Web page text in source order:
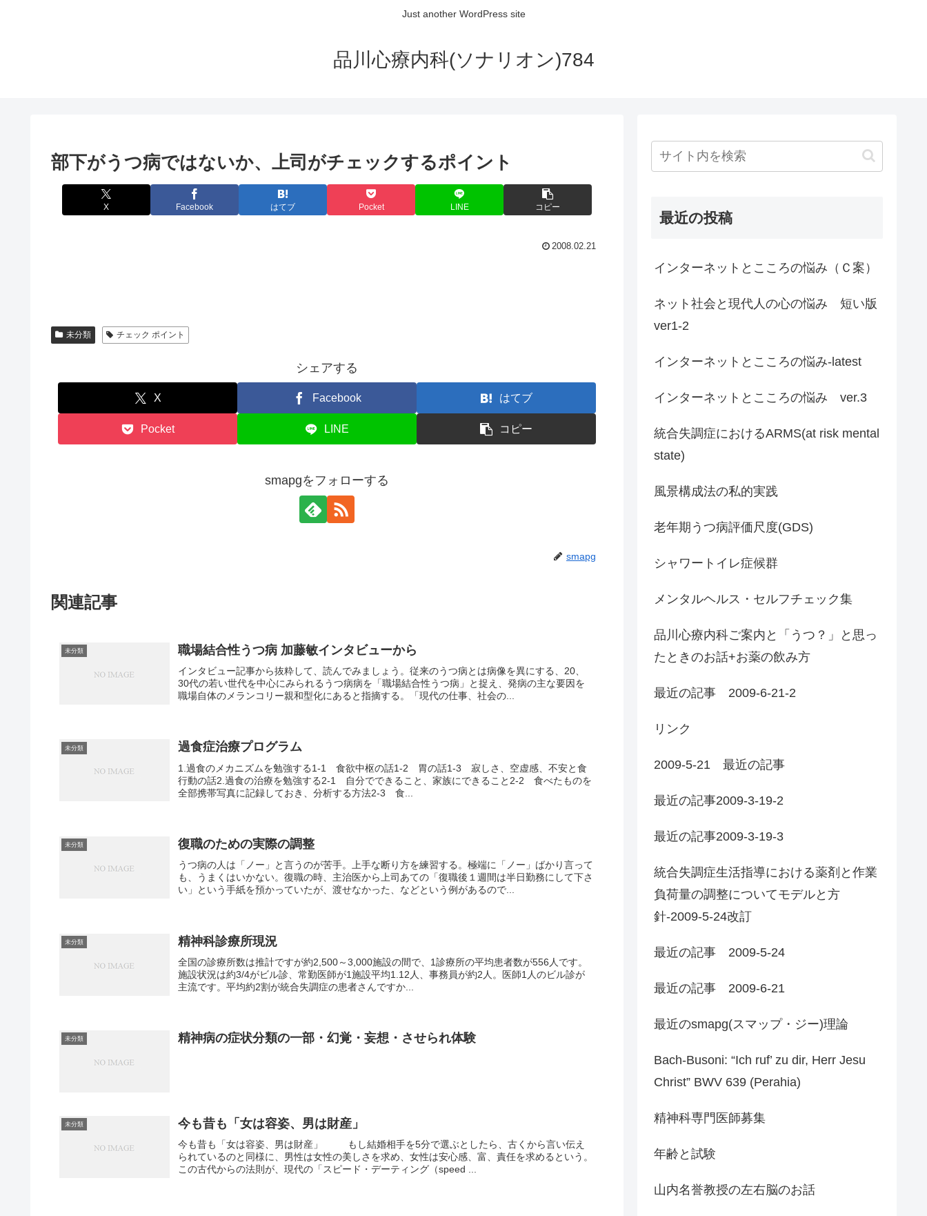
Just another WordPress site
品川心療内科(ソナリオン)784
部下がうつ病ではないか、上司がチェックするポイント
X Facebook はてブ Pocket LINE コピー
2008.02.21
未分類 チェック ポイント
シェアする
X Facebook はてブ
Pocket LINE コピー
smapgをフォローする
smapg
関連記事
未分類 職場結合性うつ病 加藤敏インタビューから
インタビュー記事から抜粋して、読んでみましょう。従来のうつ病とは病像を異にする、20、
30代の若い世代を中心にみられるうつ病病を「職場結合性うつ病」と捉え、発病の主な要因を
職場自体のメランコリー親和型化にあると指摘する。「現代の仕事、社会の...
未分類 過食症治療プログラム
1.過食のメカニズムを勉強する1-1 食欲中枢の話1-2 胃の話1-3 寂しさ、空虚感、不安と食
行動の話2.過食の治療を勉強する2-1 自分でできること、家族にできること2-2 食べたものを
全部携帯写真に記録しておき、分析する方法2-3 食...
未分類 復職のための実際の調整
うつ病の人は「ノー」と言うのが苦手。上手な断り方を練習する。極端に「ノー」ばかり言って
も、うまくはいかない。復職の時、主治医から上司あての「復職後１週間は半日勤務にして下さ
い」という手紙を預かっていたが、渡せなかった、などという例があるので...
未分類 精神科診療所現況
全国の診療所数は推計ですが約2,500～3,000施設の間で、1診療所の平均患者数が556人です。
施設状況は約3/4がビル診、常勤医師が1施設平均1.12人、事務員が約2人。医師1人のビル診が
主流です。平均約2割が統合失調症の患者さんですか...
未分類 精神病の症状分類の一部・幻覚・妄想・させられ体験
未分類 今も昔も「女は容姿、男は財産」
今も昔も「女は容姿、男は財産」 もし結婚相手を5分で選ぶとしたら、古くから言い伝え
られているのと同様に、男性は女性の美しさを求め、女性は安心感、富、責任を求めるという。
この古代からの法則が、現代の「スピード・デーティング（speed ...
最近の投稿
インターネットとこころの悩み（Ｃ案）
ネット社会と現代人の心の悩み 短い版
ver1-2
インターネットとこころの悩み-latest
インターネットとこころの悩み ver.3
統合失調症におけるARMS(at risk mental
state)
風景構成法の私的実践
老年期うつ病評価尺度(GDS)
シャワートイレ症候群
メンタルヘルス・セルフチェック集
品川心療内科ご案内と「うつ？」と思っ
たときのお話+お薬の飲み方
最近の記事 2009-6-21-2
リンク
2009-5-21 最近の記事
最近の記事2009-3-19-2
最近の記事2009-3-19-3
統合失調症生活指導における薬剤と作業
負荷量の調整についてモデルと方
針-2009-5-24改訂
最近の記事 2009-5-24
最近の記事 2009-6-21
最近のsmapg(スマップ・ジー)理論
Bach-Busoni: “Ich ruf’ zu dir, Herr Jesu
Christ” BWV 639 (Perahia)
精神科専門医師募集
年齢と試験
山内名誉教授の左右脳のお話